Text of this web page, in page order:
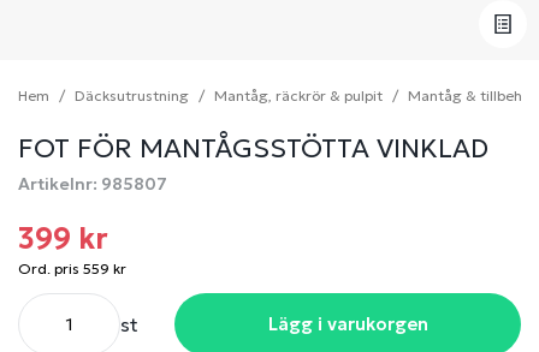
Hem Däcksutrustning Mantåg, räckrör & pulpit Mantåg & tillbehör
FOT FÖR MANTÅGSSTÖTTA VINKLAD
Artikelnr: 985807
399 kr
Ord. pris 559 kr
st Lägg i varukorgen